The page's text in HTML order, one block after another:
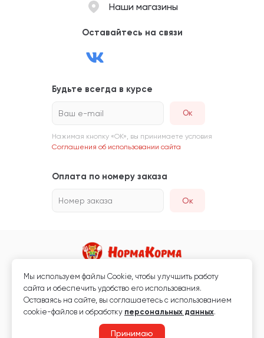
Наши магазины
Оставайтесь на связи
Будьте всегда в курсе
Ваш e-mail
Нажимая кнопку «ОК», вы принимаете условия
Соглашения об использовании сайта
Оплата по номеру заказа
Номер заказа Ок
Магазин кормов для животных и ветаптека
Любая информация, размещённая на сайте, не является публичной
офертой.
Мы используем файлы Сookie, чтобы улучшить работу
сайта и обеспечить удобство его использования.
Оставаясь на сайте, вы соглашаетесь с использованием
cookie-файлов и обработку персональных данных.
Принимаю